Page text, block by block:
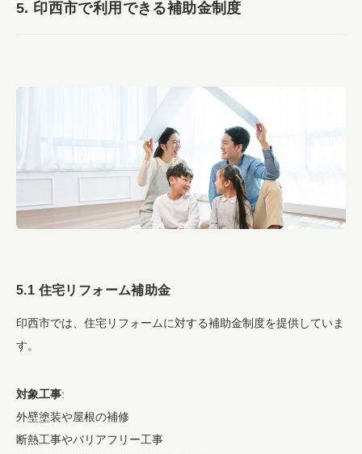
5. 印西市で利用できる補助金制度
5.1 住宅リフォーム補助金
印西市では、住宅リフォームに対する補助金制度を提供していま
す。
対象工事:
外壁塗装や屋根の補修
断熱工事やバリアフリー工事